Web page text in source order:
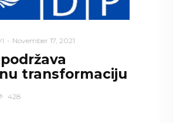
November 17, 2021
transformaciju
428